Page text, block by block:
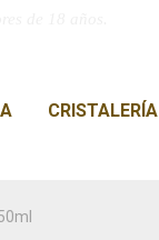
CRISTALERÍA